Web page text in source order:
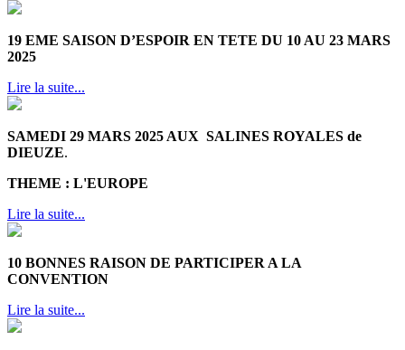
19 EME SAISON D’ESPOIR EN TETE DU 10 AU 23 MARS
2025
Lire la suite...
SAMEDI 29 MARS 2025 AUX SALINES ROYALES de
DIEUZE.
THEME : L'EUROPE
Lire la suite...
10 BONNES RAISON DE PARTICIPER A LA
CONVENTION
Lire la suite...